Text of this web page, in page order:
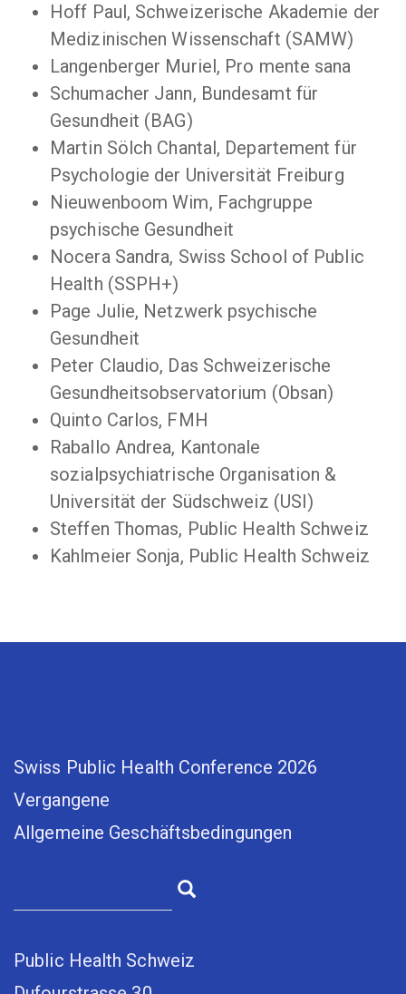
Hoff Paul, Schweizerische Akademie der
Medizinischen Wissenschaft (SAMW)
Langenberger Muriel, Pro mente sana
Schumacher Jann, Bundesamt für
Gesundheit (BAG)
Martin Sölch Chantal, Departement für
Psychologie der Universität Freiburg
Nieuwenboom Wim, Fachgruppe
psychische Gesundheit
Nocera Sandra, Swiss School of Public
Health (SSPH+)
Page Julie, Netzwerk psychische
Gesundheit
Peter Claudio, Das Schweizerische
Gesundheitsobservatorium (Obsan)
Quinto Carlos, FMH
Raballo Andrea, Kantonale
sozialpsychiatrische Organisation &
Universität der Südschweiz (USI)
Steffen Thomas, Public Health Schweiz
Kahlmeier Sonja, Public Health Schweiz
Swiss Public Health Conference 2026
Vergangene
Allgemeine Geschäftsbedingungen
Public Health Schweiz